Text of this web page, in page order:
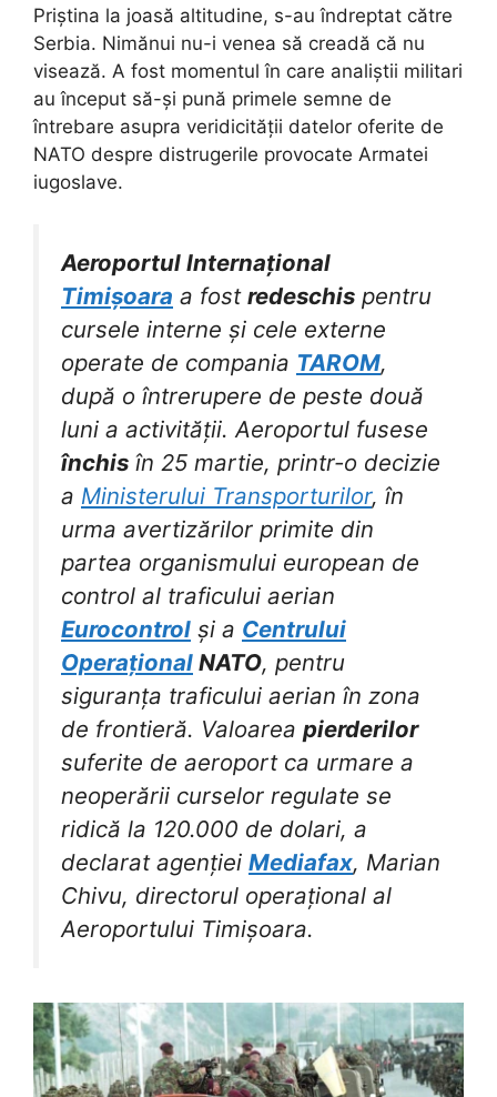
Priștina la joasă altitudine, s-au îndreptat către
Serbia. Nimănui nu-i venea să creadă că nu
visează. A fost momentul în care analiștii militari
au început să-și pună primele semne de
întrebare asupra veridicității datelor oferite de
NATO despre distrugerile provocate Armatei
iugoslave.
Aeroportul Internațional
Timișoara a fost redeschis pentru
cursele interne și cele externe
operate de compania TAROM,
după o întrerupere de peste două
luni a activității. Aeroportul fusese
închis în 25 martie, printr-o decizie
a Ministerului Transporturilor, în
urma avertizărilor primite din
partea organismului european de
control al traficului aerian
Eurocontrol și a Centrului
Operațional NATO, pentru
siguranța traficului aerian în zona
de frontieră. Valoarea pierderilor
suferite de aeroport ca urmare a
neoperării curselor regulate se
ridică la 120.000 de dolari, a
declarat agenției Mediafax, Marian
Chivu, directorul operațional al
Aeroportului Timișoara.